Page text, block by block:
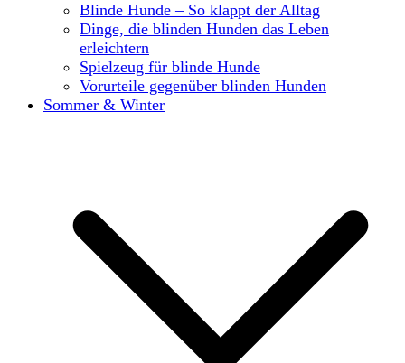
Blinde Hunde – So klappt der Alltag
Dinge, die blinden Hunden das Leben
erleichtern
Spielzeug für blinde Hunde
Vorurteile gegenüber blinden Hunden
Sommer & Winter